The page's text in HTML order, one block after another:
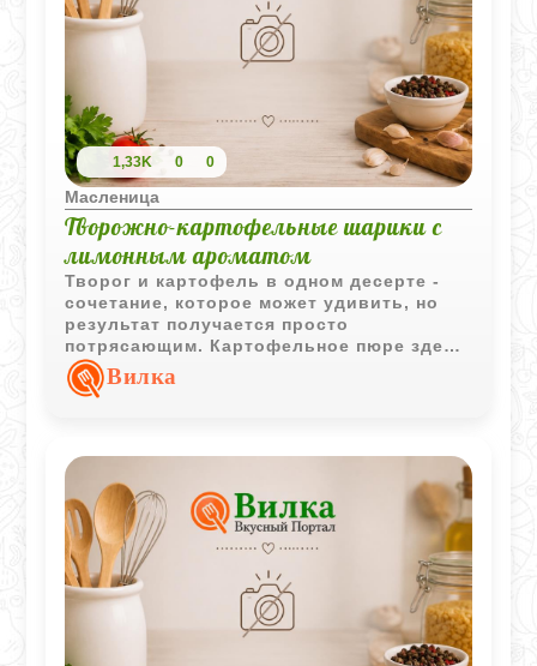
1,33K 0 0
Масленица
Творожно-картофельные шарики с
лимонным ароматом
Творог и картофель в одном десерте -
сочетание, которое может удивить, но
результат получается просто
потрясающим. Картофельное пюре здесь
не дает своего привычного вкуса, а
служит идеальной основой для мягкого и
свежую нотку, которая превращает
простые жареные шарики в изысканное
лакомство. Это отличный способ
попробовать что-то новое и необычное,
когда привычные сырники уже приелись.
Вилка